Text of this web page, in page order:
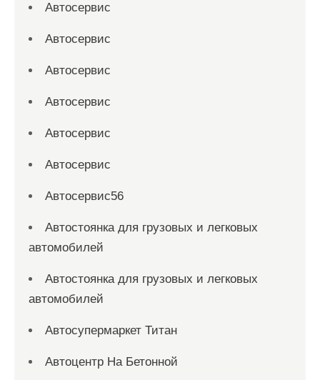
Автосервис
Автосервис
Автосервис
Автосервис
Автосервис
Автосервис
Автосервис56
Автостоянка для грузовых и легковых
автомобилей
Автостоянка для грузовых и легковых
автомобилей
Автосупермаркет Титан
Автоцентр На Бетонной